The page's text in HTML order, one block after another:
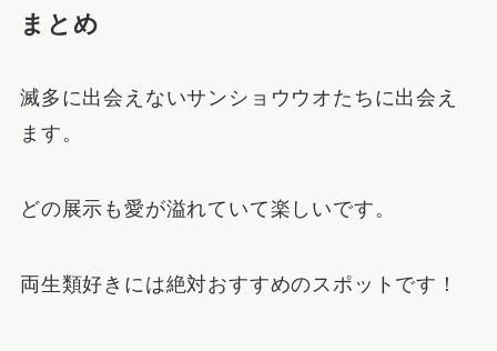
まとめ
滅多に出会えないサンショウウオたちに出会え
ます。
どの展示も愛が溢れていて楽しいです。
両生類好きには絶対おすすめのスポットです！